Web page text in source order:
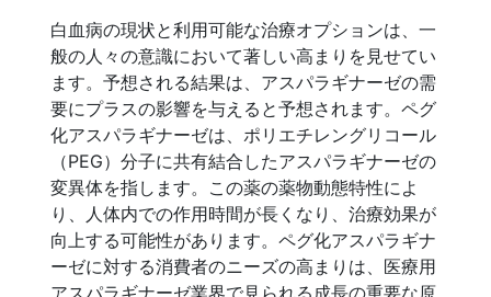
白血病の現状と利用可能な治療オプションは、一
般の人々の意識において著しい高まりを見せてい
ます。予想される結果は、アスパラギナーゼの需
要にプラスの影響を与えると予想されます。ペグ
化アスパラギナーゼは、ポリエチレングリコール
（PEG）分子に共有結合したアスパラギナーゼの
変異体を指します。この薬の薬物動態特性によ
り、人体内での作用時間が長くなり、治療効果が
向上する可能性があります。ペグ化アスパラギナ
ーゼに対する消費者のニーズの高まりは、医療用
アスパラギナーゼ業界で見られる成長の重要な原